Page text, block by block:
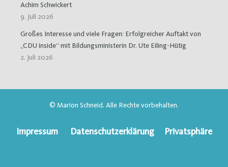
Achim Schwickert
9. Juli 2026
Großes Interesse und viele Fragen: Erfolgreicher Auftakt von
„CDU inside“ mit Bildungsministerin Dr. Ute Eiling-Hütig
2. Juli 2026
© Marion Schneid. Alle Rechte vorbehalten.
Impressum Datenschutzerklärung Privatsphäre